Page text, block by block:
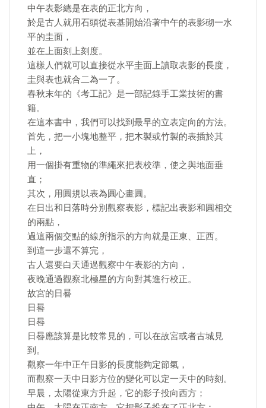
中午表影總是在表的正北方向，
於是古人就用石頭從表基開始沿著中午的表影砌一水
平的圭面，
並在上面刻上刻度。
這樣人們就可以直接從水平圭面上讀取表影的長度，
圭與表也就合二為一了。
春秋末年的《考工記》是一部記錄手工業技術的書
籍。
在這本書中，我們可以找到最早的立表定向的方法。
首先，把一小塊地整平，把木製或竹製的表插於其
上，
用一個掛有重物的準繩來把表校準，使之與地面垂
直；
其次，用圓規以表為圓心畫圓。
在日出和日落時分別觀察表影，標記出表影和圓相交
的兩點，
過這兩個交點的線所指示的方向就是正東、正西。
到這一步還不算完，
古人還要白天通過觀察中午表影的方向，
夜晚通過觀察北極星的方向對其進行校正。
故宮的日晷
日晷
日晷
日晷應該算是比較常見的，可以在故宮或者古城見
到。
觀察一年中正午日影的長度能夠定節氣，
而觀察一天中日影方位的變化可以定一天中的時刻。
早晨，太陽從東方升起，它的影子投向西方；